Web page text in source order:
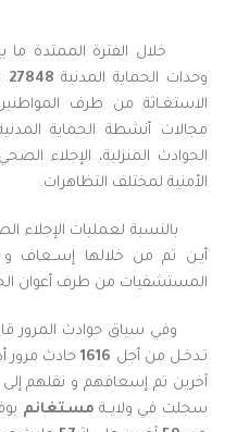
خلال الفترة الممتدة ما
وحدات الحماية المدنية 27848
الاستغـاثة من طرف
مجالات أنشطة الحماية
الحوادث المنزلية، الإجلاء
الأمنية لمختلف التظاهرات.
بالنسبة لعمليات الإجلاء
أيـن تم من خلالها إســعاف و
المستشفيات من طرف أعوان
وفي سياق حوادث المرور
تـدخـل من أجل 1616حادث مرور
آخرين تم إسعافهم و نقلهم إلى
سجلت في ولايــة مستغانم